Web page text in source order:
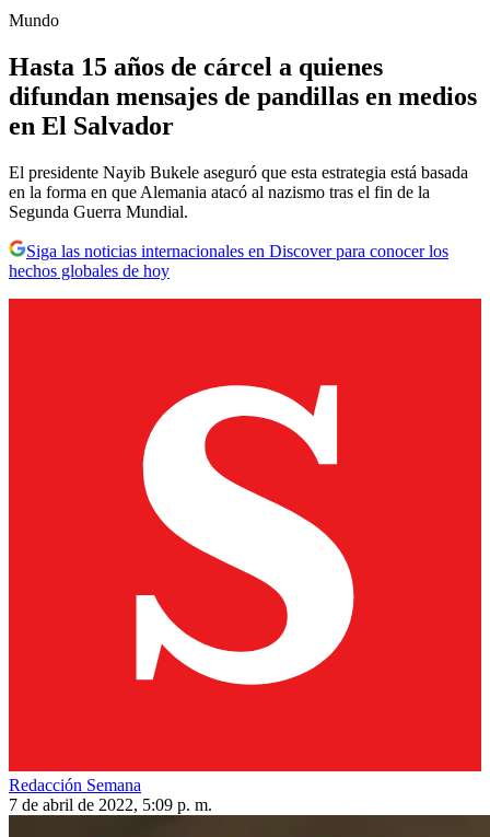
Mundo
Hasta 15 años de cárcel a quienes
difundan mensajes de pandillas en medios
en El Salvador
El presidente Nayib Bukele aseguró que esta estrategia está basada
en la forma en que Alemania atacó al nazismo tras el fin de la
Segunda Guerra Mundial.
Siga las noticias internacionales en Discover para conocer los
hechos globales de hoy
Redacción Semana
7 de abril de 2022, 5:09 p. m.